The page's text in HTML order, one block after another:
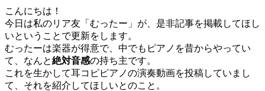
こんにちは！
今日は私のリア友「むったー」が、是非記事を掲載してほし
いということで更新をします。
むったーは楽器が得意で、中でもピアノを昔からやってい
て、なんと絶対音感の持ち主です。
これを生かして耳コピピアノの演奏動画を投稿していまし
て、それを紹介してほしいとのこと。